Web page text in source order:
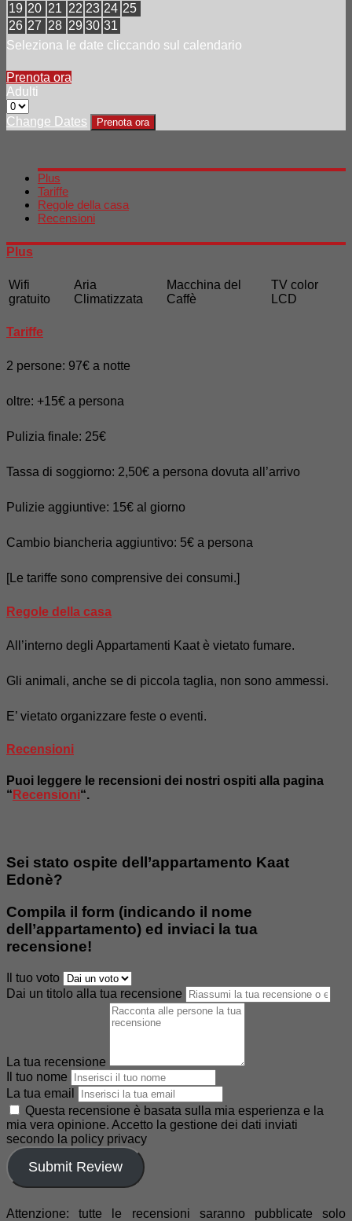
19 20 21 22 23 24 25
26 27 28 29 30 31
Seleziona le date cliccando sul calendario
Prenota ora
Adulti
Change Dates Prenota ora
Plus
Tariffe
Regole della casa
Recensioni
Plus
Wifi
gratuito
Aria
Climatizzata
Macchina del
Caffè
TV color
LCD
Tariffe
2 persone: 97€ a notte
oltre: +15€ a persona
Pulizia finale: 25€
Tassa di soggiorno: 2,50€ a persona dovuta all’arrivo
Pulizie aggiuntive: 15€ al giorno
Cambio biancheria aggiuntivo: 5€ a persona
[Le tariffe sono comprensive dei consumi.]
Regole della casa
All’interno degli Appartamenti Kaat è vietato fumare.
Gli animali, anche se di piccola taglia, non sono ammessi.
E’ vietato organizzare feste o eventi.
Recensioni
Puoi leggere le recensioni dei nostri ospiti alla pagina
“ Recensioni“.
Sei stato ospite dell’appartamento Kaat
Edonè?
Compila il form (indicando il nome
dell’appartamento) ed inviaci la tua
recensione!
Il tuo voto
Dai un titolo alla tua recensione
La tua recensione
Il tuo nome
La tua email
Questa recensione è basata sulla mia esperienza e la
mia vera opinione. Accetto la gestione dei dati inviati
secondo la policy privacy
Submit Review
Attenzione: tutte le recensioni saranno pubblicate solo